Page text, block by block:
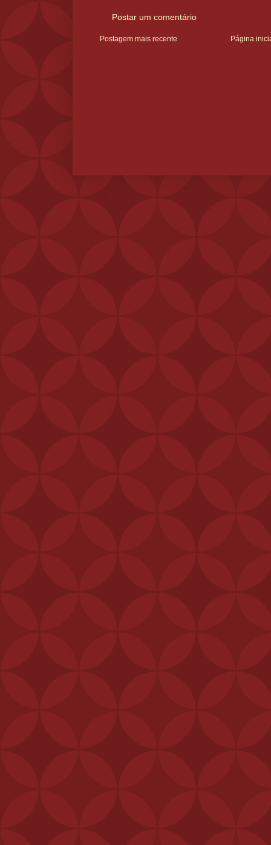
Postar um comentário
Postagem mais recente Página